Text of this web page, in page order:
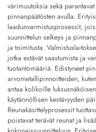
värimuutoksia sekä
pinnanpäätösten avulla.
laadunvarmistusprosessit,
suunnittelun selkeys ja
ja toimitusta.
jotka estävät saastumista ja
tuotantomääriä. Edistyneet
arvometallipinnoitteiden,
antaa kolikoille
käytännöllisen kestävyyden
Reunakäsittelyprosessit
poistavat terävät reunat ja